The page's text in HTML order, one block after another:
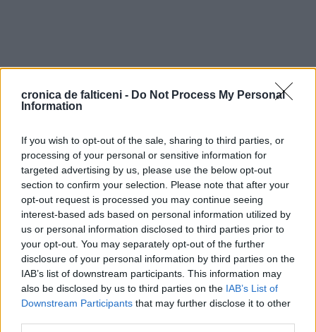
cronica de falticeni - Do Not Process My Personal
Information
If you wish to opt-out of the sale, sharing to third parties, or
processing of your personal or sensitive information for
targeted advertising by us, please use the below opt-out
section to confirm your selection. Please note that after your
opt-out request is processed you may continue seeing
interest-based ads based on personal information utilized by
us or personal information disclosed to third parties prior to
your opt-out. You may separately opt-out of the further
disclosure of your personal information by third parties on the
IAB’s list of downstream participants. This information may
also be disclosed by us to third parties on the IAB’s List of
Downstream Participants that may further disclose it to other